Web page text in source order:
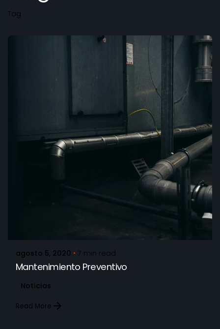
Tag
agosto 5, 2020 7 min read
Mantenimiento Preventivo
Noticias
Read More